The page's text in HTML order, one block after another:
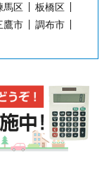
馬区
板橋区
鷹市
調布市